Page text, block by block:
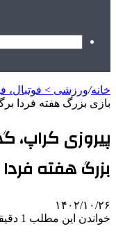
خانه/ورزشی > فوتبال،
بازی بزرگ هفته فردا
پیروزی کراپ،
بزرگ هفته
۱۴۰۲/۱۰/۲۶
خواندن این مطلب 1 دقیقه زمان میبرد